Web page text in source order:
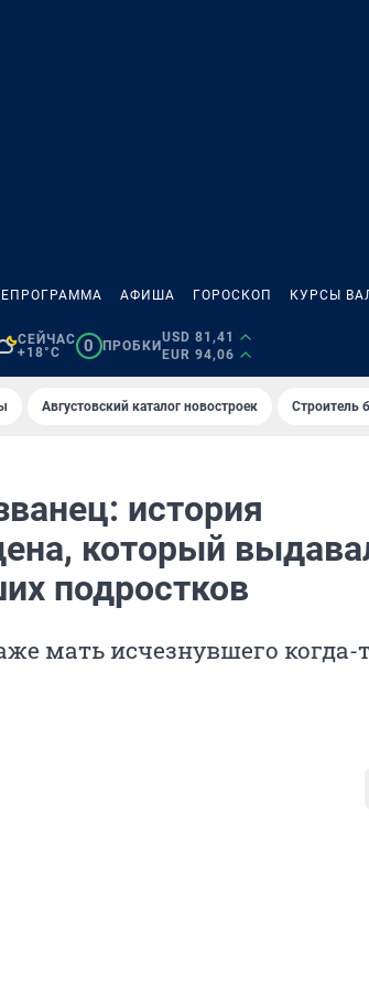
АФИША ГОРОСКОП КУРСЫ
СЕЙЧАС
+18°C
0 ПРОБКИ
USD 81,41
EUR 94,06
Августовский каталог новостроек Строитель
история
который
подростков
мать исчезнувшего когда-